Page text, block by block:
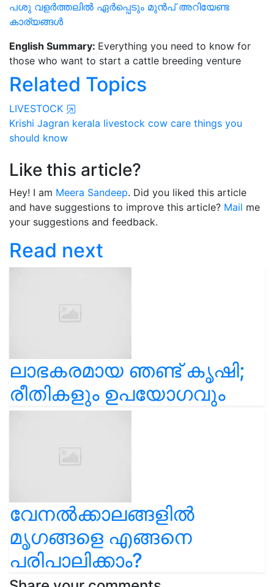
പശു വളർത്തലിൽ ഏർപ്പെടും മുൻപ് അറിയേണ്ട
കാര്യങ്ങൾ
English Summary: Everything you need to know for
those who want to start a cattle breeding venture
Related Topics
LIVESTOCK
Krishi Jagran kerala livestock cow care things you
should know
Like this article?
Hey! I am Meera Sandeep. Did you liked this article
and have suggestions to improve this article? Mail me
your suggestions and feedback.
Read next
ലാഭകരമായ ഞണ്ട് കൃഷി;
രീതികളും ഉപയോഗവും
വേനൽക്കാലങ്ങളിൽ
മൃഗങ്ങളെ എങ്ങനെ
പരിപാലിക്കാം?